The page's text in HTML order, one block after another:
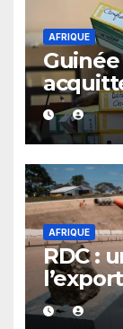
AFRIQUE
Guinée
du 28
AFRIQUE
RDC :
tonnes
Chine